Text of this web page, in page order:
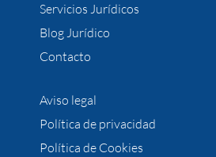
Servicios Jurídicos
Blog Jurídico
Contacto
Aviso legal
Política de privacidad
Política de Cookies